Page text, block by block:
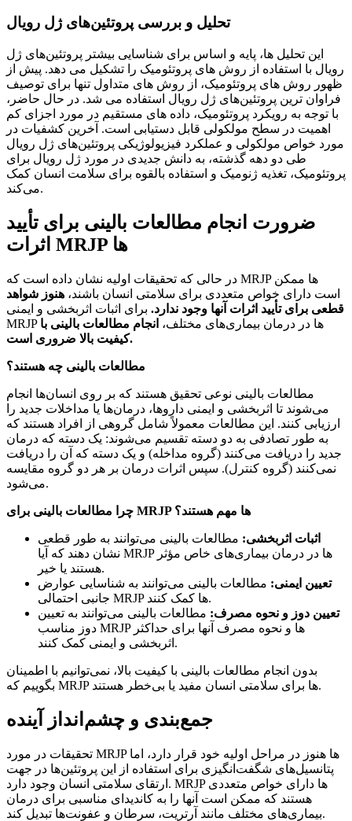
تحلیل و بررسی پروتئین‌های ژل رویال
این تحلیل ها، پایه و اساس برای شناسایی بیشتر پروتئین‌های ژل
رویال با استفاده از روش های پروتئومیک را تشکیل می دهد. پیش از
ظهور روش های پروتئومیک، از روش های متداول تنها برای توصیف
فراوان ترین پروتئین‌های ژل رویال استفاده می شد. در حال حاضر،
با توجه به رویکرد پروتئومیک، داده های مستقیم در مورد اجزای کم
اهمیت در سطح مولکولی قابل دستیابی است. آخرین کشفیات در
مورد خواص مولکولی و عملکرد فیزیولوژیکی پروتئین‌های ژل رویال
طی دو دهه گذشته، به دانش جدیدی در مورد ژل رویال برای
پروتئومیک، تغذیه ژنومیک و استفاده بالقوه برای سلامت انسان کمک
می‌کند.
ضرورت انجام مطالعات بالینی برای تأیید
اثرات MRJP ها
در حالی که تحقیقات اولیه نشان داده است که MRJP ها ممکن
است دارای خواص متعددی برای سلامتی انسان باشند، هنوز شواهد
قطعی برای تأیید اثرات آنها وجود ندارد. برای اثبات اثربخشی و ایمنی
MRJP ها در درمان بیماری‌های مختلف، انجام مطالعات بالینی با
کیفیت بالا ضروری است.
مطالعات بالینی چه هستند؟
مطالعات بالینی نوعی تحقیق هستند که بر روی انسان‌ها انجام
می‌شوند تا اثربخشی و ایمنی داروها، درمان‌ها یا مداخلات جدید را
ارزیابی کنند. این مطالعات معمولاً شامل گروهی از افراد هستند که
به طور تصادفی به دو دسته تقسیم می‌شوند: یک دسته که درمان
جدید را دریافت می‌کنند (گروه مداخله) و یک دسته که آن را دریافت
نمی‌کنند (گروه کنترل). سپس اثرات درمان بر هر دو گروه مقایسه
می‌شود.
چرا مطالعات بالینی برای MRJP ها مهم هستند؟
اثبات اثربخشی: مطالعات بالینی می‌توانند به طور قطعی
نشان دهند که آیا MRJP ها در درمان بیماری‌های خاص مؤثر
هستند یا خیر.
تعیین ایمنی: مطالعات بالینی می‌توانند به شناسایی عوارض
جانبی احتمالی MRJP ها کمک کنند.
تعیین دوز و نحوه مصرف: مطالعات بالینی می‌توانند به تعیین
دوز مناسب MRJP ها و نحوه مصرف آنها برای حداکثر
اثربخشی و ایمنی کمک کنند.
بدون انجام مطالعات بالینی با کیفیت بالا، نمی‌توانیم با اطمینان
بگوییم که MRJP ها برای سلامتی انسان مفید یا بی‌خطر هستند.
جمع‌بندی و چشم‌انداز آینده
تحقیقات در مورد MRJP ها هنوز در مراحل اولیه خود قرار دارد، اما
پتانسیل‌های شگفت‌انگیزی برای استفاده از این پروتئین‌ها در جهت
ارتقای سلامتی انسان وجود دارد. MRJP ها دارای خواص متعددی
هستند که ممکن است آنها را به کاندیدای مناسبی برای درمان
بیماری‌های مختلف مانند آرتریت، سرطان و عفونت‌ها تبدیل کند.